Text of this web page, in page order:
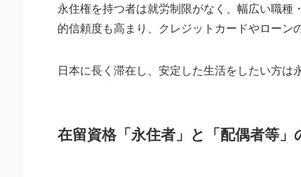
永住権を持つ者は就労制限がなく、幅広い職種
的信頼度も高まり、クレジットカードやローン
日本に長く滞在し、安定した生活をしたい方は
在留資格「永住者」と「配偶者等」